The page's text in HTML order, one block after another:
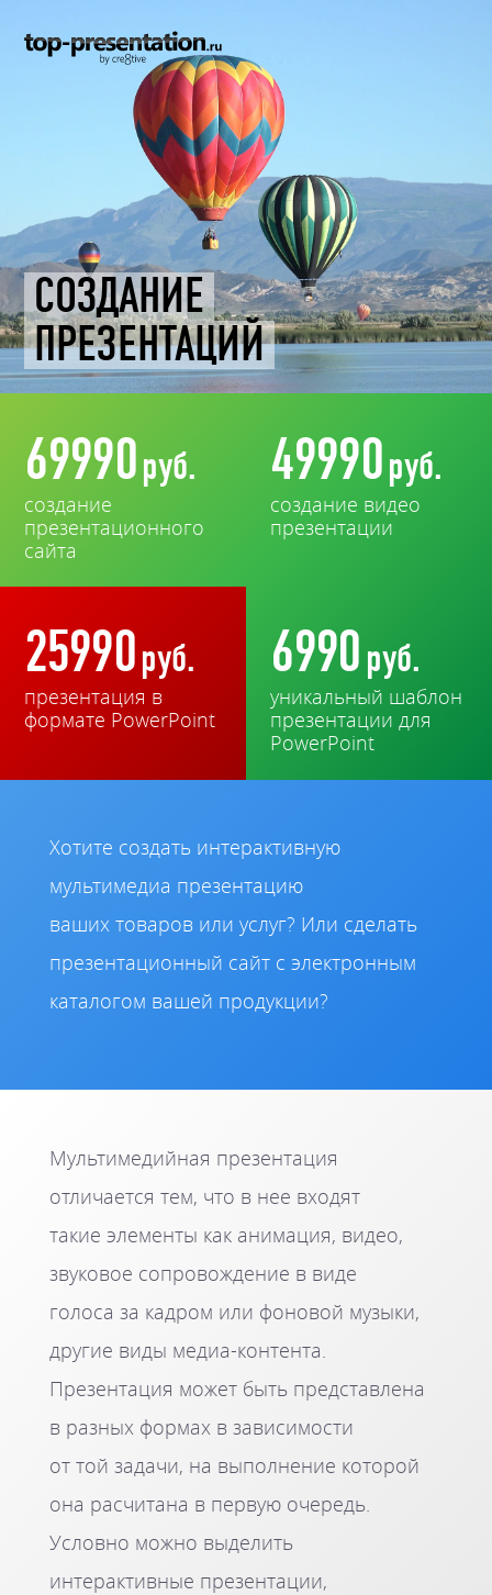
СОЗДАНИЕ
ПРЕЗЕНТАЦИЙ
69990руб.
создание
презентационного
сайта
49990руб.
создание видео
презентации
25990руб.
презентация в
формате PowerPoint
6990 руб.
уникальный шаблон
презентации для
PowerPoint
Хотите создать интерактивную
мультимедиа презентацию
ваших товаров или услуг? Или сделать
презентационный сайт с электронным
каталогом вашей продукции?
Мультимедийная презентация
отличается тем, что в нее входят
такие элементы как анимация, видео,
звуковое сопровождение в виде
голоса за кадром или фоновой музыки,
другие виды медиа-контента.
Презентация может быть представлена
в разных формах в зависимости
от той задачи, на выполнение которой
она расчитана в первую очередь.
Условно можно выделить
интерактивные презентации,